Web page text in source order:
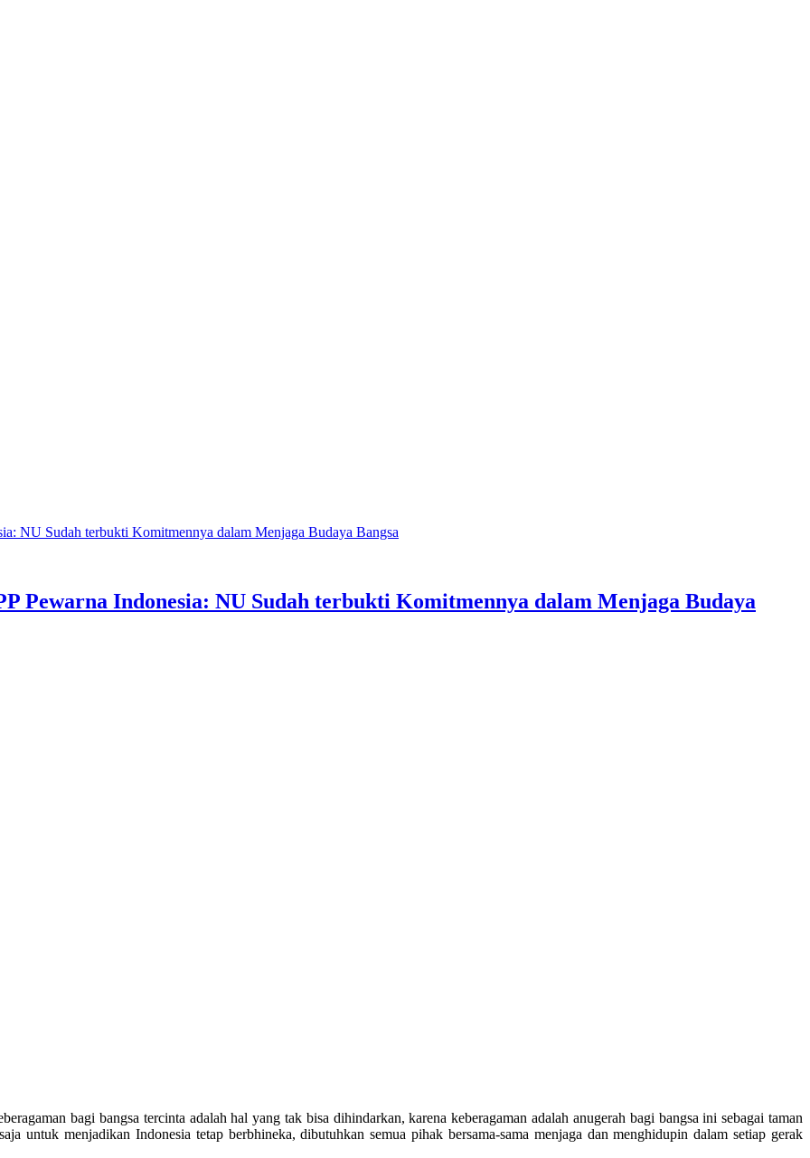
NU Sudah terbukti Komitmennya dalam Menjaga Budaya Bangsa
Pewarna Indonesia: NU Sudah terbukti Komitmennya dalam Menjaga Budaya
bagi bangsa tercinta adalah hal yang tak bisa dihindarkan, karena keberagaman adalah anugerah bagi bangsa ini sebagai taman
untuk menjadikan Indonesia tetap berbhineka, dibutuhkan semua pihak bersama-sama menjaga dan menghidupin dalam setiap gerak